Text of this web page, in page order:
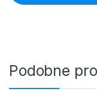
Podobne